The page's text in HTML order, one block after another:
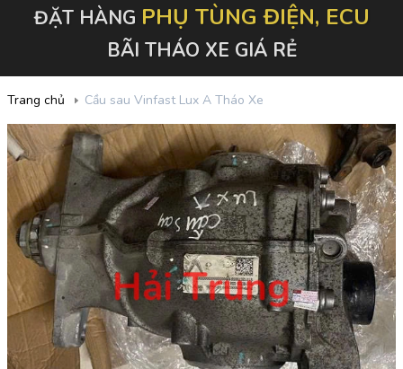
ĐẶT HÀNGPHỤ TÙNG ĐIỆN, ECU
BÃI THÁO XE GIÁ RẺ
Trang chủ Cầu sau Vinfast Lux A Tháo Xe